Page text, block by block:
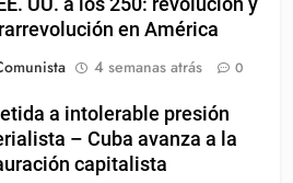
en América
4 semanas atrás 0
a intolerable presión
– Cuba avanza a la
capitalista